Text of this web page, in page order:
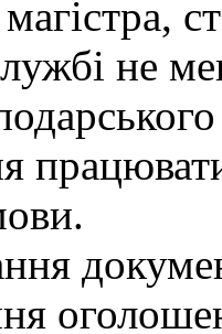
магістра,
не